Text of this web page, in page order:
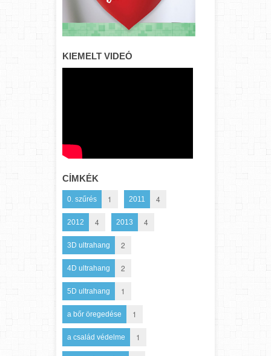
KIEMELT VIDEÓ
CÍMKÉK
0. szűrés 1 2011 4
2012 4 2013 4
3D ultrahang 2
4D ultrahang 2
5D ultrahang 1
a bőr öregedése 1
a család védelme 1